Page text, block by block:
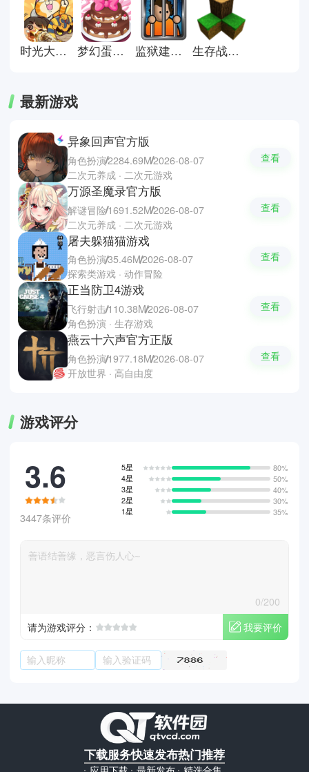
天，放松心情，享受片刻欢乐!
时光大爆炸国际服 梦幻蛋糕店官方正版 监狱建筑师完整版 生存战争联机版
最新游戏
异象回声官方版
角色扮演2284.69M2026-08-07
二次元养成 · 二次元游戏
查看
万源圣魔录官方版
解谜冒险1691.52M2026-08-07
二次元养成 · 二次元游戏
查看
屠夫躲猫猫游戏
角色扮演35.46M2026-08-07
探索类游戏 · 动作冒险
查看
正当防卫4游戏
飞行射击110.38M2026-08-07
角色扮演 · 生存游戏
查看
燕云十六声官方正版
角色扮演1977.18M2026-08-07
开放世界 · 高自由度
查看
游戏评分
3.6
3447条评价
5星
80%
4星
50%
3星
40%
2星
30%
1星
35%
0/200
请为游戏评分：
我要评价
下载服务快速发布热门推荐